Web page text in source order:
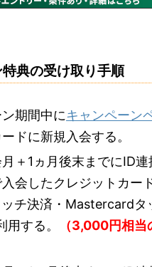
典の受け取り手順
期間中にキャンペーン
ドに新規入会する。
＋1ヵ月後末までにID連
会したクレジットカー
チ決済・Mastercardタ
用する。
（3,000円相当